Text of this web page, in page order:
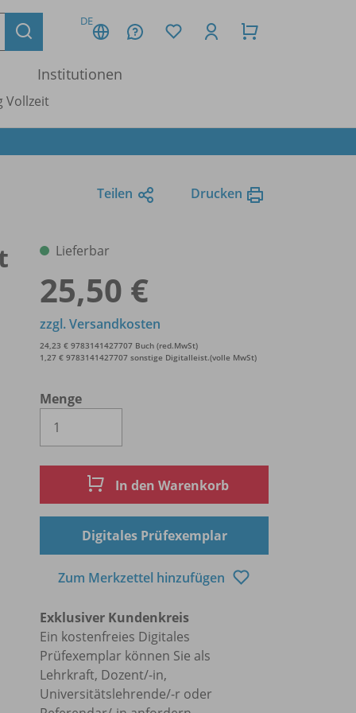
DE
Institutionen
Vollzeit
Teilen Drucken
Lieferbar
25,50 €
Menge
zzgl. Versandkosten
24,23 € 9783141427707 Buch (red.MwSt)
1,27 € 9783141427707 sonstige Digitalleist.(volle MwSt)
In den Warenkorb
Digitales Prüfexemplar
Zum Merkzettel hinzufügen
Exklusiver Kundenkreis
Ein kostenfreies Digitales
Prüfexemplar können Sie als
Lehrkraft, Dozent/-in,
Universitätslehrende/-r oder